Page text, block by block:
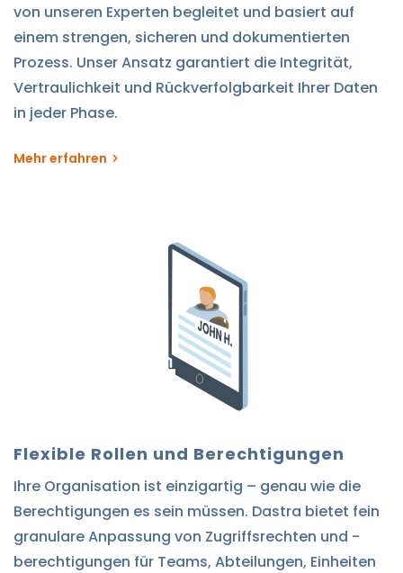
von unseren Experten begleitet und basiert auf
einem strengen, sicheren und dokumentierten
Prozess. Unser Ansatz garantiert die Integrität,
Vertraulichkeit und Rückverfolgbarkeit Ihrer Daten
in jeder Phase.
Mehr erfahren
Flexible Rollen und Berechtigungen
Ihre Organisation ist einzigartig – genau wie die
Berechtigungen es sein müssen. Dastra bietet fein
granulare Anpassung von Zugriffsrechten und -
berechtigungen für Teams, Abteilungen, Einheiten